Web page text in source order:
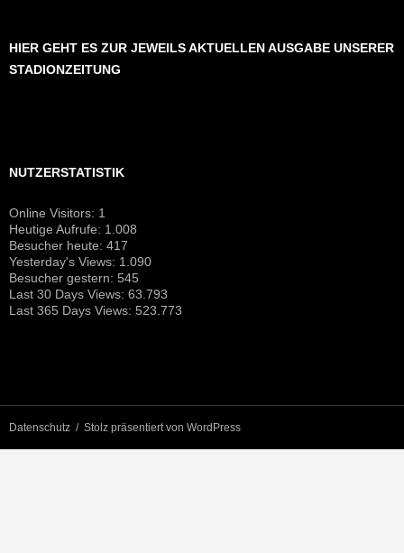
HIER GEHT ES ZUR JEWEILS AKTUELLEN AUSGABE UNSERER
STADIONZEITUNG
NUTZERSTATISTIK
Online Visitors: 1
Heutige Aufrufe: 1.008
Besucher heute: 417
Yesterday's Views: 1.090
Besucher gestern: 545
Last 30 Days Views: 63.793
Last 365 Days Views: 523.773
Datenschutz Stolz präsentiert von WordPress